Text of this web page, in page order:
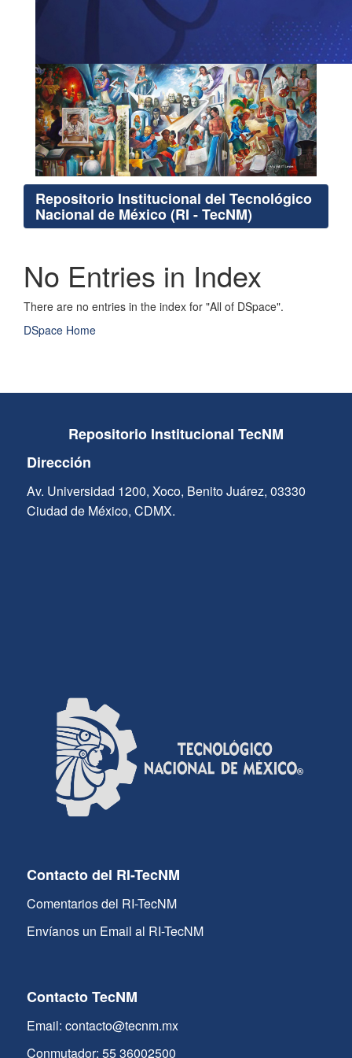
Repositorio Institucional del Tecnológico
Nacional de México (RI - TecNM)
No Entries in Index
There are no entries in the index for "All of DSpace".
DSpace Home
Repositorio Institucional TecNM
Dirección
Av. Universidad 1200, Xoco, Benito Juárez, 03330
Ciudad de México, CDMX.
Contacto del RI-TecNM
Comentarios del RI-TecNM
Envíanos un Email al RI-TecNM
Contacto TecNM
Email: contacto@tecnm.mx
Conmutador: 55 36002500